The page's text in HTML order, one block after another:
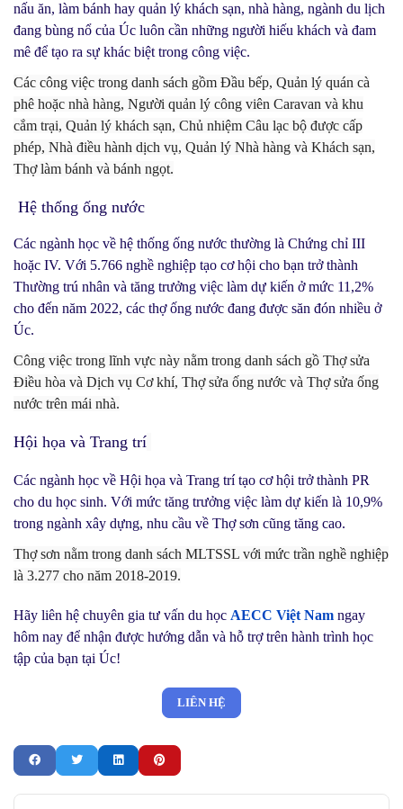
nấu ăn, làm bánh hay quản lý khách sạn, nhà hàng, ngành du lịch
đang bùng nổ của Úc luôn cần những người hiếu khách và đam
mê để tạo ra sự khác biệt trong công việc.
Các công việc trong danh sách gồm Đầu bếp, Quản lý quán cà
phê hoặc nhà hàng, Người quản lý công viên Caravan và khu
cắm trại, Quản lý khách sạn, Chủ nhiệm Câu lạc bộ được cấp
phép, Nhà điều hành dịch vụ, Quản lý Nhà hàng và Khách sạn,
Thợ làm bánh và bánh ngọt.
Hệ thống ống nước
Các ngành học về hệ thống ống nước thường là Chứng chỉ III
hoặc IV. Với 5.766 nghề nghiệp tạo cơ hội cho bạn trở thành
Thường trú nhân và tăng trưởng việc làm dự kiến ở mức 11,2%
cho đến năm 2022, các thợ ống nước đang được săn đón nhiều ở
Úc.
Công việc trong lĩnh vực này nằm trong danh sách gồ Thợ sửa
Điều hòa và Dịch vụ Cơ khí, Thợ sửa ống nước và Thợ sửa ống
nước trên mái nhà.
Hội họa và Trang trí
Các ngành học về Hội họa và Trang trí tạo cơ hội trở thành PR
cho du học sinh. Với mức tăng trưởng việc làm dự kiến là 10,9%
trong ngành xây dựng, nhu cầu về Thợ sơn cũng tăng cao.
Thợ sơn nằm trong danh sách MLTSSL với mức trần nghề nghiệp
là 3.277 cho năm 2018-2019.
Hãy liên hệ chuyên gia tư vấn du học AECC Việt Nam ngay
hôm nay để nhận được hướng dẫn và hỗ trợ trên hành trình học
tập của bạn tại Úc!
LIÊN HỆ